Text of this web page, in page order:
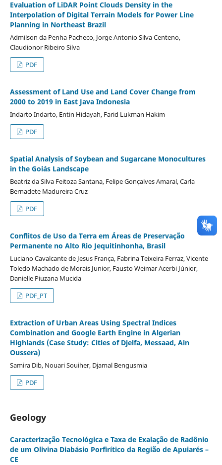
Evaluation of LiDAR Point Clouds Density in the
Interpolation of Digital Terrain Models for Power Line
Planning in Northeast Brazil
Admilson da Penha Pacheco, Jorge Antonio Silva Centeno,
Claudionor Ribeiro Silva
PDF
Assessment of Land Use and Land Cover Change from
2000 to 2019 in East Java Indonesia
Indarto Indarto, Entin Hidayah, Farid Lukman Hakim
PDF
Spatial Analysis of Soybean and Sugarcane Monocultures
in the Goiás Landscape
Beatriz da Silva Feitoza Santana, Felipe Gonçalves Amaral, Carla
Bernadete Madureira Cruz
PDF
Conflitos de Uso da Terra em Áreas de Preservação
Permanente no Alto Rio Jequitinhonha, Brasil
Luciano Cavalcante de Jesus França, Fabrina Teixeira Ferraz, Vicente
Toledo Machado de Morais Junior, Fausto Weimar Acerbi Júnior,
Danielle Piuzana Mucida
PDF_PT
Extraction of Urban Areas Using Spectral Indices
Combination and Google Earth Engine in Algerian
Highlands (Case Study: Cities of Djelfa, Messaad, Ain
Oussera)
Samira Dib, Nouari Souiher, Djamal Bengusmia
PDF
Geology
Caracterização Tecnológica e Taxa de Exalação de Radônio
de um Olivina Diabásio Porfirítico da Região de Apuiarés –
CE